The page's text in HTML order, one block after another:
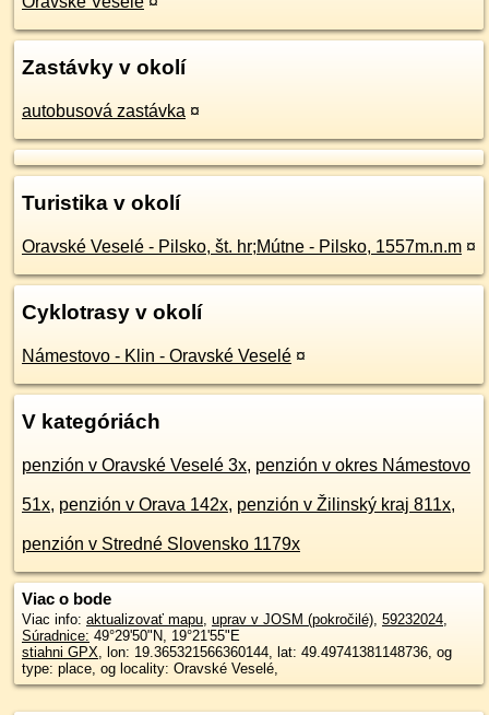
Zastávky v okolí
autobusová zastávka ¤
Turistika v okolí
Oravské Veselé - Pilsko, št. hr;Mútne - Pilsko, 1557m.n.m ¤
Cyklotrasy v okolí
Námestovo - Klin - Oravské Veselé ¤
V kategóriách
penzión v Oravské Veselé 3x, penzión v okres Námestovo
51x, penzión v Orava 142x, penzión v Žilinský kraj 811x,
penzión v Stredné Slovensko 1179x
Viac o bode
Viac info: aktualizovať mapu, uprav v JOSM (pokročilé), 59232024,
Súradnice: 49°29'50"N, 19°21'55"E
stiahni GPX, lon: 19.365321566360144, lat: 49.49741381148736, og
type: place, og locality: Oravské Veselé,